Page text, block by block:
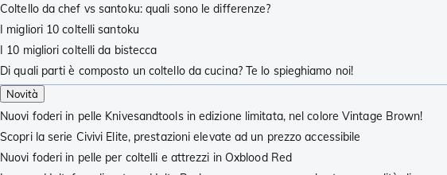
Coltello da chef vs santoku: quali sono le differenze?
I migliori 10 coltelli santoku
I 10 migliori coltelli da bistecca
Di quali parti è composto un coltello da cucina? Te lo spieghiamo noi!
Novità
Nuovi foderi in pelle Knivesandtools in edizione limitata, nel colore Vintage Brown!
Scopri la serie Civivi Elite, prestazioni elevate ad un prezzo accessibile
Nuovi foderi in pelle per coltelli e attrezzi in Oxblood Red